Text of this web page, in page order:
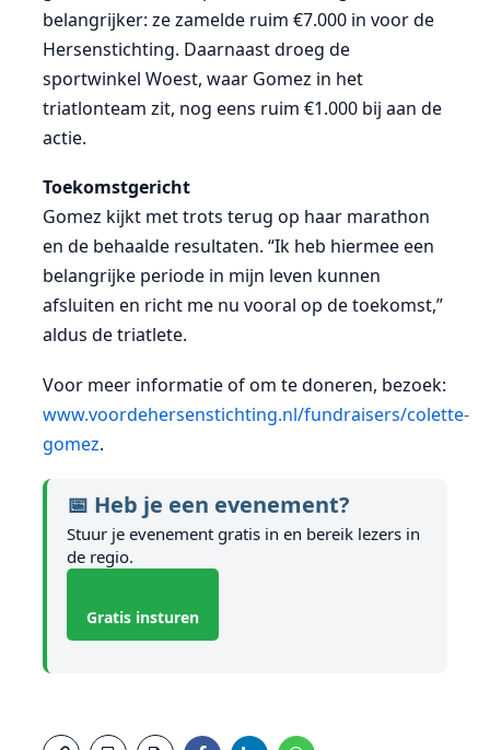
belangrijker: ze zamelde ruim €7.000 in voor de
Hersenstichting. Daarnaast droeg de
sportwinkel Woest, waar Gomez in het
triatlonteam zit, nog eens ruim €1.000 bij aan de
actie.
Toekomstgericht
Gomez kijkt met trots terug op haar marathon
en de behaalde resultaten. “Ik heb hiermee een
belangrijke periode in mijn leven kunnen
afsluiten en richt me nu vooral op de toekomst,”
aldus de triatlete.
Voor meer informatie of om te doneren, bezoek:
www.voordehersenstichting.nl/fundraisers/colette-
gomez.
📅 Heb je een evenement?
Stuur je evenement gratis in en bereik lezers in
de regio.
Gratis insturen